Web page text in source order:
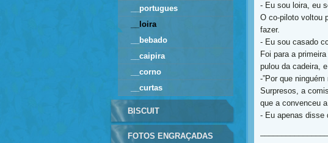
- Eu sou loira, eu
O co-piloto voltou
fazer.
- Eu sou casado
Foi para a
pulou da cadeira,
-”Por que
Surpresos, a
que a convenceu
- Eu apenas disse
__portugues
__loira
__bebado
__caipira
__corno
__curtas
BISCUIT
FOTOS ENGRAÇADAS